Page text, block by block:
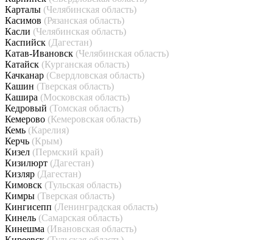
Карталы (Челябинская область)
Касимов (Рязанская область)
Касли (Челябинская область)
Каспийск (Дагестан)
Катав-Ивановск (Челябинская область)
Катайск (Курганская область)
Качканар (Свердловская область)
Кашин (Тверская область)
Кашира (Московская область)
Кедровый (Томская область)
Кемерово (Кемеровская область)
Кемь (Карелия)
Керчь (Крым)
Кизел (Пермский край)
Кизилюрт (Дагестан)
Кизляр (Дагестан)
Кимовск (Тульская область)
Кимры (Тверская область)
Кингисепп (Ленинградская область)
Кинель (Самарская область)
Кинешма (Ивановская область)